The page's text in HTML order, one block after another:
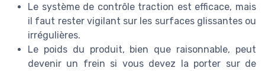
Le système de contrôle traction est efficace, mais
il faut rester vigilant sur les surfaces glissantes ou
irrégulières.
Le poids du produit, bien que raisonnable, peut
devenir un frein si vous devez la porter sur de